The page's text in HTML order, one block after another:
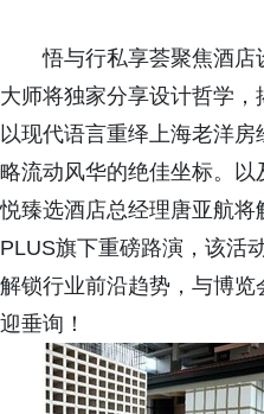
悟与行私享荟聚焦酒
大师将独家分享设计哲学
以现代语言重绎上海老洋
略流动风华的绝佳坐标。
悦臻选酒店总经理唐亚航
PLUS旗下重磅路演，该活
解锁行业前沿趋势，与博
迎垂询！